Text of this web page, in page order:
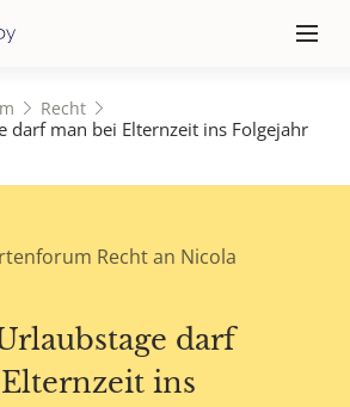
≡
Recht
darf man bei Elternzeit ins Folgejahr
Recht an Nicola
darf
ins